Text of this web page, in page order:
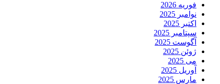
فوریه 2026
نوامبر 2025
اکتبر 2025
سپتامبر 2025
آگوست 2025
ژوئن 2025
می 2025
آوریل 2025
مارس 2025